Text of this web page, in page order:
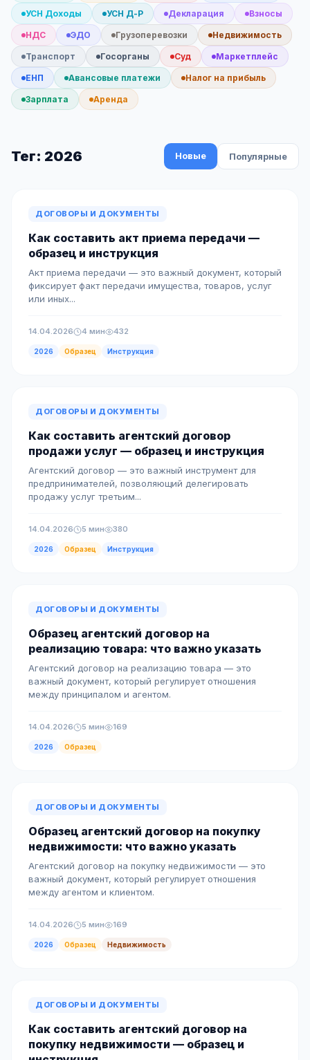
УСН Доходы УСН Д-Р Декларация Взносы
НДС ЭДО Грузоперевозки Недвижимость
Транспорт Госорганы Суд Маркетплейс
ЕНП Авансовые платежи Налог на прибыль
Зарплата Аренда
Тег: 2026 Новые Популярные
ДОГОВОРЫ И ДОКУМЕНТЫ
Как составить акт приема передачи —
образец и инструкция
Акт приема передачи — это важный документ, который
фиксирует факт передачи имущества, товаров, услуг
или иных...
14.04.2026 4 мин 432
2026 Образец Инструкция
ДОГОВОРЫ И ДОКУМЕНТЫ
Как составить агентский договор
продажи услуг — образец и инструкция
Агентский договор — это важный инструмент для
предпринимателей, позволяющий делегировать
продажу услуг третьим...
14.04.2026 5 мин 380
2026 Образец Инструкция
ДОГОВОРЫ И ДОКУМЕНТЫ
Образец агентский договор на
реализацию товара: что важно указать
Агентский договор на реализацию товара — это
важный документ, который регулирует отношения
между принципалом и агентом.
14.04.2026 5 мин 169
2026 Образец
ДОГОВОРЫ И ДОКУМЕНТЫ
Образец агентский договор на покупку
недвижимости: что важно указать
Агентский договор на покупку недвижимости — это
важный документ, который регулирует отношения
между агентом и клиентом.
14.04.2026 5 мин 169
2026 Образец Недвижимость
ДОГОВОРЫ И ДОКУМЕНТЫ
Как составить агентский договор на
покупку недвижимости — образец и